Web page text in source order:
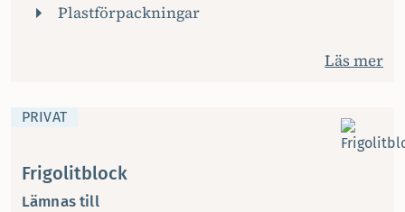
Plastförpackningar
Läs mer
PRIVAT
Frigolitblock
Lämnas till